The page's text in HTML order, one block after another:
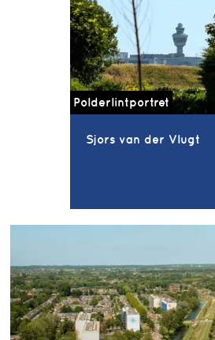
Polderlintportret
Sjors van der Vlugt